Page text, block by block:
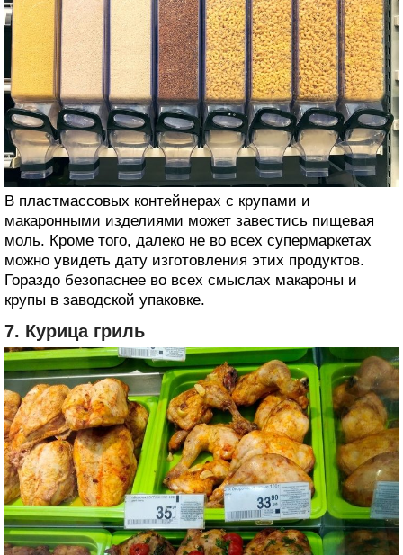
В пластмассовых контейнерах с крупами и
макаронными изделиями может завестись пищевая
моль. Кроме того, далеко не во всех супермаркетах
можно увидеть дату изготовления этих продуктов.
Гораздо безопаснее во всех смыслах макароны и
крупы в заводской упаковке.
7. Курица гриль